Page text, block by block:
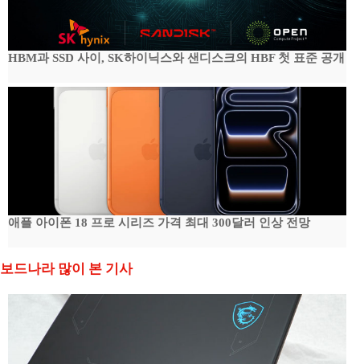
HBM과 SSD 사이, SK하이닉스와 샌디스크의 HBF 첫 표준 공개
애플 아이폰 18 프로 시리즈 가격 최대 300달러 인상 전망
보드나라 많이 본 기사